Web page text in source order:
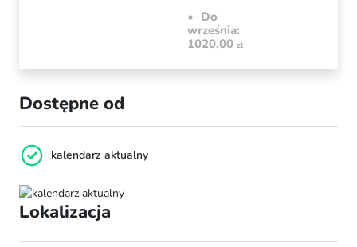
Do
września:
1020.00 zł
Dostępne od
kalendarz aktualny
Lokalizacja